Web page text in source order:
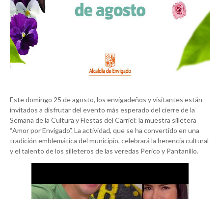
Este domingo 25 de agosto, los envigadeños y visitantes están
invitados a disfrutar del evento más esperado del cierre de la
Semana de la Cultura y Fiestas del Carriel: la muestra silletera
“Amor por Envigado”. La actividad, que se ha convertido en una
tradición emblemática del municipio, celebrará la herencia cultural
y el talento de los silleteros de las veredas Perico y Pantanillo.